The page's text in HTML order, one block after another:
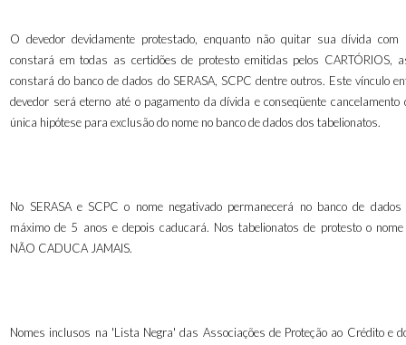
O devedor devidamente protestado, enquanto não quitar sua dívida com
constará em todas as certidões de protesto emitidas pelos CARTÓRIOS,
constará do banco de dados do SERASA, SCPC dentre outros. Este vínculo
devedor será eterno até o pagamento da dívida e conseqüente cancelamento
única hipótese para exclusão do nome no banco de dados dos tabelionatos.
No SERASA e SCPC o nome negativado permanecerá no banco de
máximo de 5 anos e depois caducará. Nos tabelionatos de protesto o nome
NÃO CADUCA JAMAIS.
Nomes inclusos na 'Lista Negra' das Associações de Proteção ao Crédito e